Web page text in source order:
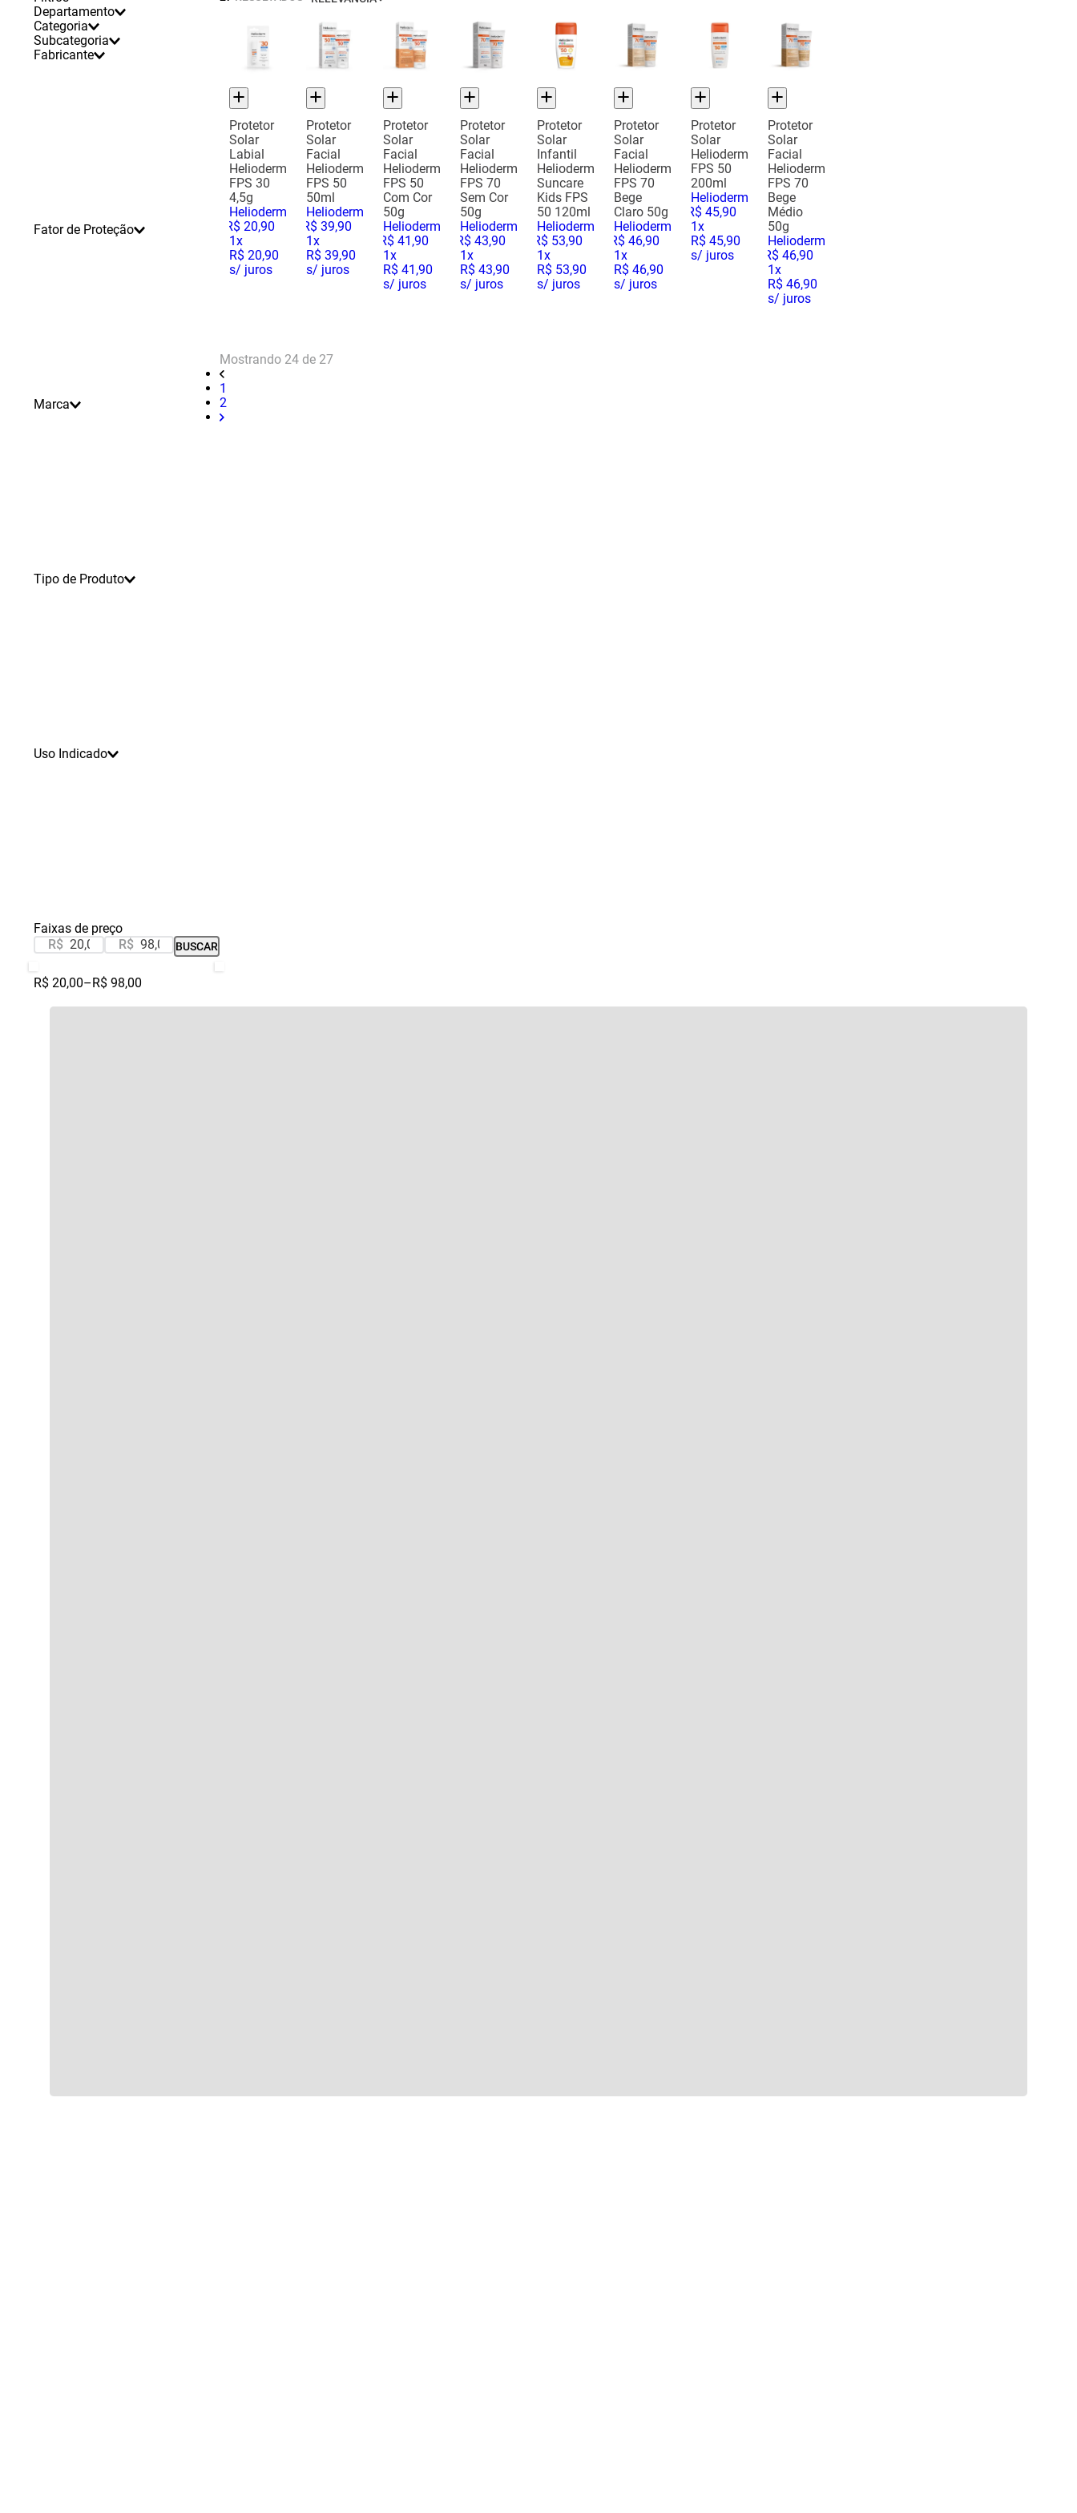
Departamento
Beleza E Cuidados Pessoais
(27)
Categoria
Proteção Solar
Subcategoria
Protetor Solar
Fabricante
Fator de Proteção
Marca
Tipo de Produto
Uso Indicado
Faixas de preço
R$
R$ BUSCAR
R$ 20,00–R$ 98,00
Protetor
Solar
Labial
Helioderm
FPS 30
4,5g
Helioderm
R$ 20,90
1x
R$ 20,90
s/ juros
Protetor
Solar
Facial
Helioderm
FPS 50
50ml
Helioderm
R$ 39,90
1x
R$ 39,90
s/ juros
Protetor
Solar
Facial
Helioderm
FPS 50
Com Cor
50g
Helioderm
R$ 41 ,90
1x
R$ 41,90
s/ juros
Protetor
Solar
Facial
Helioderm
FPS 70
Sem Cor
50g
Helioderm
R$ 43,90
1x
R$ 43,90
s/ juros
Protetor
Solar
Infantil
Helioderm
Suncare
Kids FPS
50 120ml
Helioderm
R$ 53,90
1x
R$ 53,90
s/ juros
Protetor
Solar
Facial
Helioderm
FPS 70
Bege
Claro 50g
Helioderm
R$ 46,90
1x
R$ 46,90
s/ juros
Protetor
Solar
Helioderm
FPS 50
200ml
Helioderm
R$ 45,90
1x
R$ 45,90
s/ juros
Protetor
Solar
Facial
Helioderm
FPS 70
Bege
Médio
50g
Helioderm
R$ 46,90
1x
R$ 46,90
s/ juros
Mostrando 24 de 27
1
2